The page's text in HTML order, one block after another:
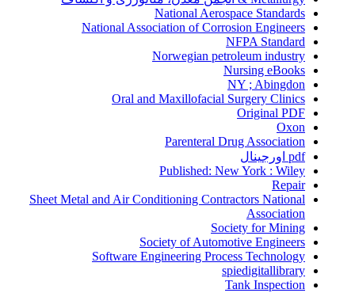
National Aerospace Standards
National Association of Corrosion Engineers
NFPA Standard
Norwegian petroleum industry
Nursing eBooks
NY ; Abingdon
Oral and Maxillofacial Surgery Clinics
Original PDF
Oxon
Parenteral Drug Association
pdf اورجینال
Published: New York : Wiley
Repair
Sheet Metal and Air Conditioning Contractors National
Association
Society for Mining
Society of Automotive Engineers
Software Engineering Process Technology
spiedigitallibrary
Tank Inspection